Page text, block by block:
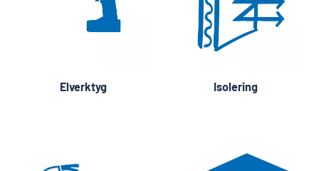
Elverktyg Isolering